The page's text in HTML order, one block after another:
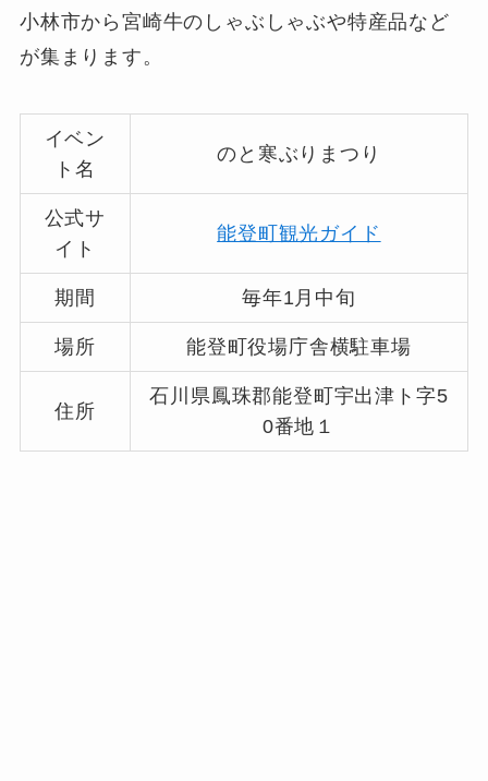
小林市から宮崎牛のしゃぶしゃぶや特産品など
が集まります。
イベン
ト名
のと寒ぶりまつり
公式サ
イト
能登町観光ガイド
期間 毎年1月中旬
場所 能登町役場庁舎横駐車場
住所
石川県鳳珠郡能登町宇出津ト字5
0番地１